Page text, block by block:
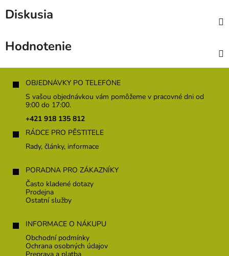
Diskusia
Hodnotenie
Z
OBJEDNÁVKY PO TELEFÓNE
S vašou objednávkou vám pomôžeme v pracovné dni od
9:00 do 17:00.
+421 918 135 812
RÁDCE PRO PĚSTITELE
Rady, články, informace
PORADNA PRO ZÁKAZNÍKY
Často kladené dotazy
Prodejna
Ostatní služby
INFORMACE O NÁKUPU
Obchodní podmínky
Ochrana osobných údajov